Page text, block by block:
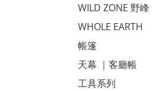
WILD ZONE 野峰
WHOLE EARTH
帳篷
天幕 ｜客廳帳
工具系列